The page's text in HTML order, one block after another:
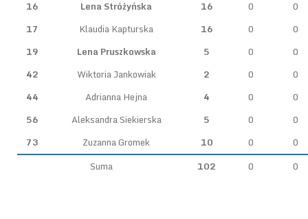
16
Lena Stróżyńska 16 0
0
17
Klaudia Kapturska 16 0
0
19
Lena Pruszkowska 5 0
0
42
Wiktoria Jankowiak 2 0
0
44
Adrianna Hejna 4 0
0
56
Aleksandra Siekierska 5 0
0
73
Zuzanna Gromek 10 0
0
Suma
102 0 0